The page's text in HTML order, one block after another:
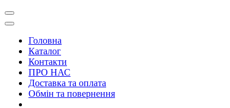
Головна
Каталог
Контакти
ПРО НАС
Доставка та оплата
Обмін та повернення